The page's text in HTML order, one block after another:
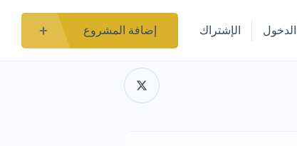
الدخول الإشتراك إضافة المشروع